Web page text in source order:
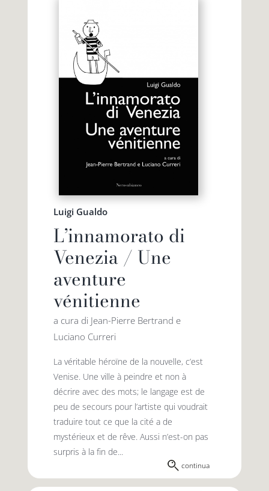
Luigi Gualdo
L’innamorato di
Venezia / Une
aventure
vénitienne
a cura di Jean-Pierre Bertrand e
Luciano Curreri
La véritable héroïne de la nouvelle, c’est
Venise. Une ville à peindre et non à
décrire avec des mots; le langage est de
peu de secours pour l’artiste qui voudrait
traduire tout ce que la cité a de
mystérieux et de rêve. Aussi n’est-on pas
surpris à la fin de...
continua